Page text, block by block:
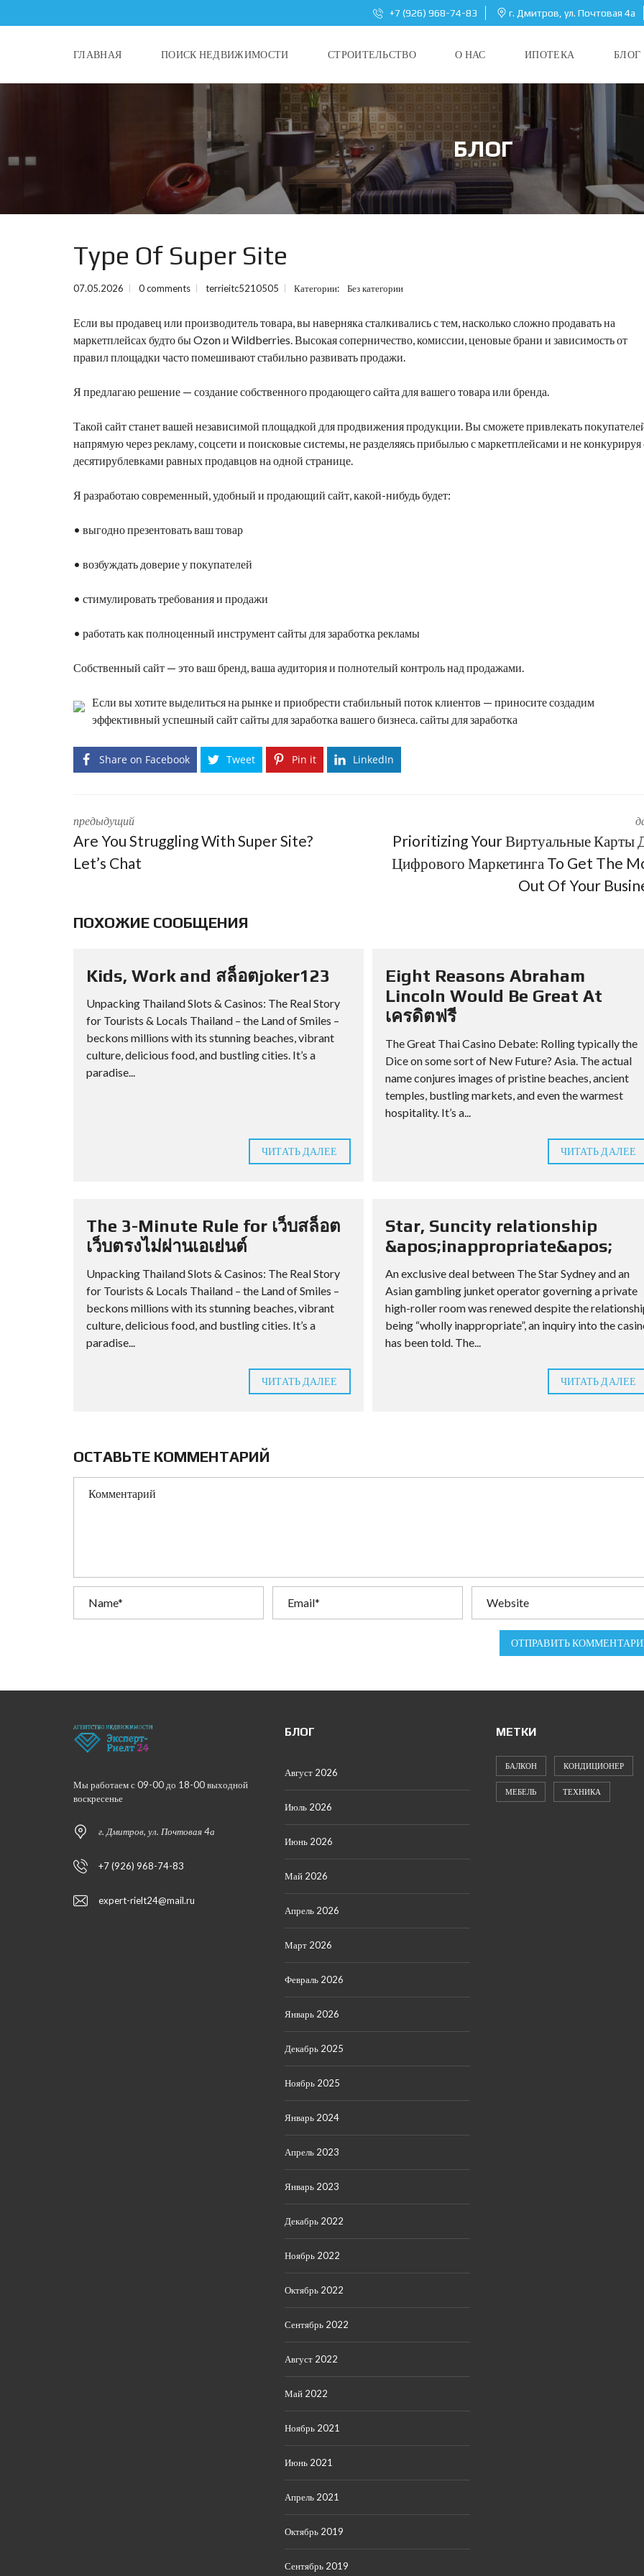
+7 (926) 968-74-83 г. Дмитров, ул. Почтовая 4а
ГЛАВНАЯ ПОИСК НЕДВИЖИМОСТИ СТРОИТЕЛЬСТВО О НАС ИПОТЕКА БЛОГ
БЛОГ
Type Of Super Site
07.05.2026 0 comments terrieitc5210505 Категории: Без категории
Если вы продавец или производитель товара, вы наверняка сталкивались с тем, насколько сложно продавать на
маркетплейсах будто бы Ozonи Wildberries. Высокая соперничество, комиссии, ценовые брани и зависимость от
правил площадки часто помешивают стабильно развивать продажи.
Я предлагаю решение — создание собственного продающего сайта для вашего товара или бренда.
Такой сайт станет вашей независимой площадкой для продвижения продукции. Вы сможете привлекать
напрямую через рекламу, соцсети и поисковые системы, не разделяясь прибылью с маркетплейсами и не конкурируя
десятирублевками равных продавцов на одной странице.
Я разработаю современный, удобный и продающий сайт, какой-нибудь будет:
• выгодно презентовать ваш товар
• возбуждать доверие у покупателей
• стимулировать требования и продажи
• работать как полноценный инструментсайты для заработка рекламы
Собственный сайт — это ваш бренд, ваша аудитория и полнотелый контроль над продажами.
Если вы хотите выделиться на рынке и приобрести стабильный поток клиентов — приносите создадим
эффективный успешный сайтсайты для заработка вашего бизнеса.сайты для заработка
Share on Facebook Tweet Pin it LinkedIn
предыдущий
Are You Struggling With Super Site?
Let’s Chat
Prioritizing Your Виртуальные Карты
Цифрового Маркетинга To Get The
Out Of Your
ПОХОЖИЕ СООБЩЕНИЯ
Kids, Work and สล็อตjoker123
Unpacking Thailand Slots & Casinos: The Real Story
for Tourists & Locals Thailand – the Land of Smiles –
beckons millions with its stunning beaches, vibrant
culture, delicious food, and bustling cities. It’s a
paradise...
ЧИТАТЬ ДАЛЕЕ
Eight Reasons Abraham
Lincoln Would Be Great At
เครดิตฟรี
The Great Thai Casino Debate: Rolling typically the
Dice on some sort of New Future? Asia. The actual
name conjures images of pristine beaches, ancient
temples, bustling markets, and even the warmest
hospitality. It’s a...
ЧИТАТЬ ДАЛЕЕ
The 3-Minute Rule for เว็บสล็อต
เว็บตรงไม่ผ่านเอเย่นต์
Unpacking Thailand Slots & Casinos: The Real Story
for Tourists & Locals Thailand – the Land of Smiles –
beckons millions with its stunning beaches, vibrant
culture, delicious food, and bustling cities. It’s a
paradise...
ЧИТАТЬ ДАЛЕЕ
Star, Suncity relationship
&apos;inappropriate&apos;
An exclusive deal between The Star Sydney and an
Asian gambling junket operator governing a private
high-roller room was renewed despite the
being “wholly inappropriate”, an inquiry into the
has been told. The...
ЧИТАТЬ ДАЛЕЕ
ОСТАВЬТЕ КОММЕНТАРИЙ
ОТПРАВИТЬ
Мы работаем с 09-00 до 18-00 выходной
воскресенье
г. Дмитров, ул. Почтовая 4а
+7 (926) 968-74-83
expert-rielt24@mail.ru
БЛОГ
Август 2026
Июль 2026
Июнь 2026
Май 2026
Апрель 2026
Март 2026
Февраль 2026
Январь 2026
Декабрь 2025
Ноябрь 2025
Январь 2024
Апрель 2023
Январь 2023
Декабрь 2022
Ноябрь 2022
Октябрь 2022
Сентябрь 2022
Август 2022
Май 2022
Ноябрь 2021
Июнь 2021
Апрель 2021
Октябрь 2019
Сентябрь 2019
МЕТКИ
БАЛКОН КОНДИЦИОНЕР
МЕБЕЛЬ ТЕХНИКА